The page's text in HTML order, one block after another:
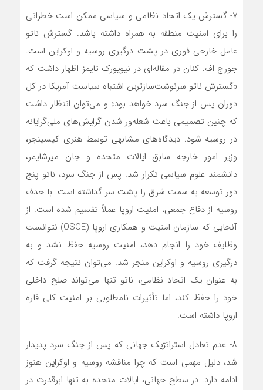
۷- گسترش یک اتحاد نظامی و سیاسی ممکن است خطراتی
را برای امنیت منطقه به همراه داشته باشد. گسترش ناتو
عامل خارجی فوری در پشت درگیری روسیه و اوکراین است.
جورج اف. کنان در مقاله‌ای در نیویورک تایمز اظهار داشت که
«گسترش ناتو سرنوشت‌سازترین اشتباه سیاست آمریکا در کل
دوران پس از جنگ سرد خواهد بود» و می‌توان انتظار داشت
که چنین تصمیمی باعث شعله‌ور شدن گرایش‌های ملی‌گرایانه
در روسیه شود. دیدگاه‌های مشابهی توسط هنری کیسینجر،
وزیر امور خارجه سابق ایالات متحده و جان میرشایمر،
دانشمند علوم سیاسی تکرار شد. پس از جنگ سرد، ناتو پنج
دور توسعه به سمت شرق را پشت سر گذاشته است. با حذف
روسیه از دفاع جمعی، امنیت اروپا عملاً تقسیم شده است. از
آنجایی که سازمان امنیت و همکاری اروپا (OSCE) نتوانست
وظایف خود را انجام دهد، امنیت روسیه حفظ نشد و به
درگیری روسیه و اوکراین منجر شد. می‌توان نتیجه گرفت که
به عنوان یک اتحاد نظامی، ناتو تنها می‌تواند صلح داخلی
خود را حفظ کند، اما تأثیرات نامطلوبی بر امنیت کلی قاره
اروپا داشته است.
۸- عدم تعادل استراتژیک جهانی که پس از جنگ سرد پدیدار
شد، دلیل مهمی است که چرا مناقشه روسیه و اوکراین هنوز
ادامه دارد. در سطح جهانی، ایالات متحده به تنها ابرقدرت در